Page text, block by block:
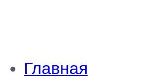
Главная